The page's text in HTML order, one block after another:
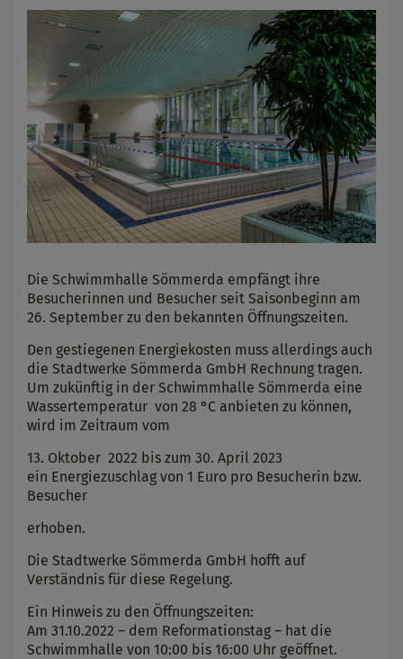
Die Schwimmhalle Sömmerda empfängt ihre
Besucherinnen und Besucher seit Saisonbeginn am
26. September zu den bekannten Öffnungszeiten.
Den gestiegenen Energiekosten muss allerdings auch
die Stadtwerke Sömmerda GmbH Rechnung tragen.
Um zukünftig in der Schwimmhalle Sömmerda eine
Wassertemperatur von 28 °C anbieten zu können,
wird im Zeitraum vom
13. Oktober 2022 bis zum 30. April 2023
ein Energiezuschlag von 1 Euro pro Besucherin bzw.
Besucher
erhoben.
Die Stadtwerke Sömmerda GmbH hofft auf
Verständnis für diese Regelung.
Ein Hinweis zu den Öffnungszeiten:
Am 31.10.2022 – dem Reformationstag – hat die
Schwimmhalle von 10:00 bis 16:00 Uhr geöffnet.